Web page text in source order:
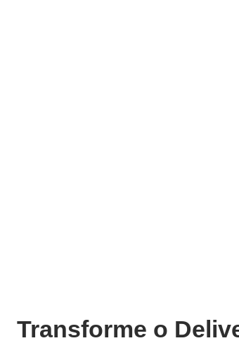
Transforme o